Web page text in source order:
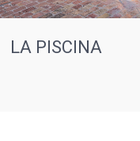
LA PISCINA